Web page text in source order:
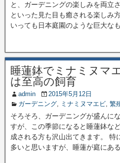
と、ガーデニングの楽しみを両立
といった見た目も癒される楽しみ
いっても日本庭園のような巨大な
睡蓮鉢でミナミヌマ
は至高の飼育
admin
2015年5月12日
ガーデニング, ミナミヌマエビ, 繁
そろそろ、ガーデニングが盛んに
すが、この季節になると睡蓮鉢な
成される方も沢山出てきます。 特
多いと思いますが、睡蓮が庭にあ